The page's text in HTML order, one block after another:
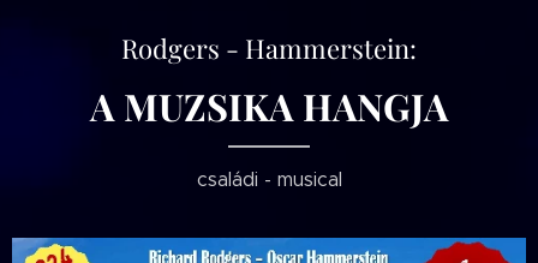
Rodgers - Hammerstein:
A MUZSIKA HANGJA
családi - musical